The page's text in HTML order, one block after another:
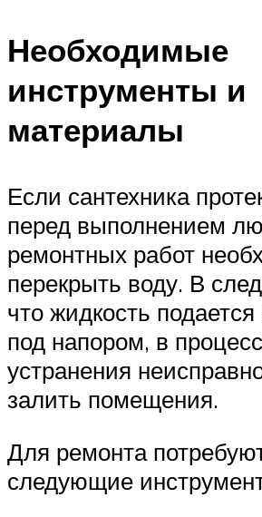
Необходимые
инструменты и
материалы
Если сантехника
перед выполнением
ремонтных работ
перекрыть воду. В
что жидкость
под напором, в
устранения
залить помещения.
Для ремонта
следующие